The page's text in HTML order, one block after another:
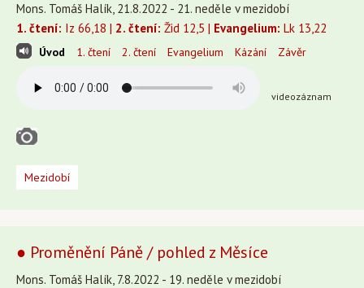
Mons. Tomáš Halík, 21.8.2022 - 21. neděle v mezidobí
1. čtení: Iz 66,18 | 2. čtení: Žid 12,5 | Evangelium: Lk 13,22
Úvod 1. čtení 2. čtení Evangelium Kázání Závěr
videozáznam
Mezidobí
● Proměnění Páně / pohled z Měsíce
Mons. Tomáš Halík, 7.8.2022 - 19. neděle v mezidobí